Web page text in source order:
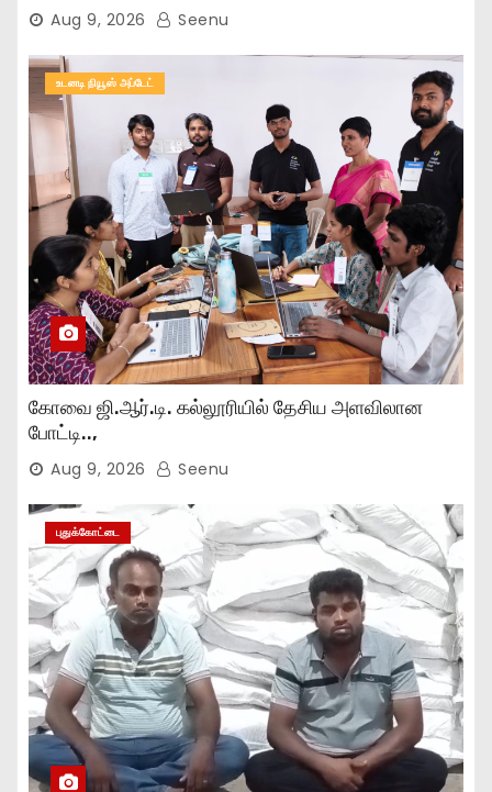
Aug 9, 2026 Seenu
உடனடி நியூஸ் அப்டேட்
கோவை ஜி.ஆர்.டி. கல்லூரியில் தேசிய அளவிலான
போட்டி..,
Aug 9, 2026 Seenu
புதுக்கோட்டை